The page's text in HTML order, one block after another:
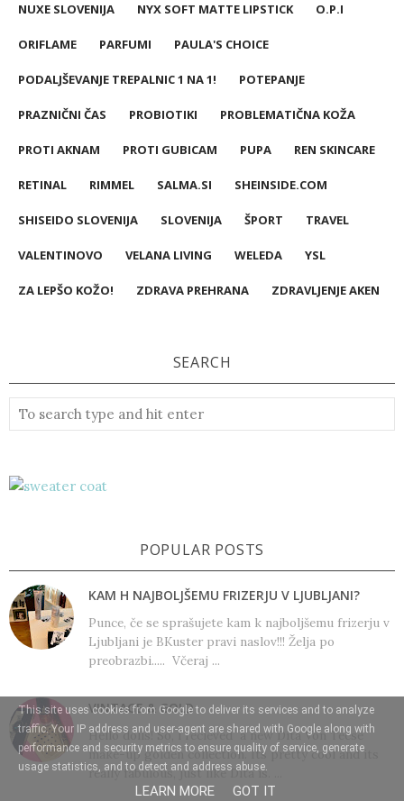
NUXE SLOVENIJA NYX SOFT MATTE LIPSTICK O.P.I
ORIFLAME PARFUMI PAULA'S CHOICE
PODALJŠEVANJE TREPALNIC 1 NA 1! POTEPANJE
PRAZNIČNI ČAS PROBIOTIKI PROBLEMATIČNA KOŽA
PROTI AKNAM PROTI GUBICAM PUPA REN SKINCARE
RETINAL RIMMEL SALMA.SI SHEINSIDE.COM
SHISEIDO SLOVENIJA SLOVENIJA ŠPORT TRAVEL
VALENTINOVO VELANA LIVING WELEDA YSL
ZA LEPŠO KOŽO! ZDRAVA PREHRANA ZDRAVLJENJE AKEN
SEARCH
POPULAR POSTS
KAM H NAJBOLJŠEMU FRIZERJU V LJUBLJANI?
Punce, če se sprašujete kam k najboljšemu frizerju v
Ljubljani je BKuster pravi naslov!!! Želja po
preobrazbi..... Včeraj ...
VINTAGE & GOLD
Hello dolls! So, i recieved a new Dita Von Teese
make-up golden collection. Its pretty cool and its
really fabulous, just like Dita is. ...
This site uses cookies from Google to deliver its services and to analyze
traffic. Your IP address and user-agent are shared with Google along with
performance and security metrics to ensure quality of service, generate
usage statistics, and to detect and address abuse.
LEARN MORE GOT IT